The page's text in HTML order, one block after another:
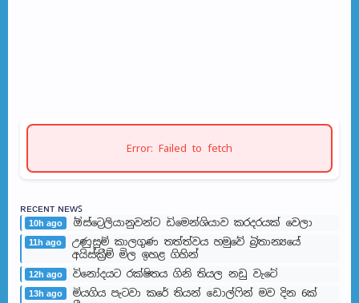
Error: Failed to fetch
ʀᴇᴄᴇɴᴛ ɴᴇᴡꜱ
10h ago ඕස්ට්‍රෙලියානුවන්ට ඩිමෙන්ශියාව කරදරයක් වෙලා
11h ago
උණුසුම් කාලගුණ තත්ත්වය හමුවේ බ්‍රිතාන්‍යයේ
අයිස්ක්‍රීම් මිල ඉහළ ගිහින්
12h ago විනෝදයට රක්ෂිතය ගිනි තියල නඩු වැටේ
13h ago
මියගිය පැටවා කරේ තියන් ඩොල්ෆින් මව දින 6ක්